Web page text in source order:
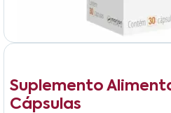
Suplemento
Cápsulas